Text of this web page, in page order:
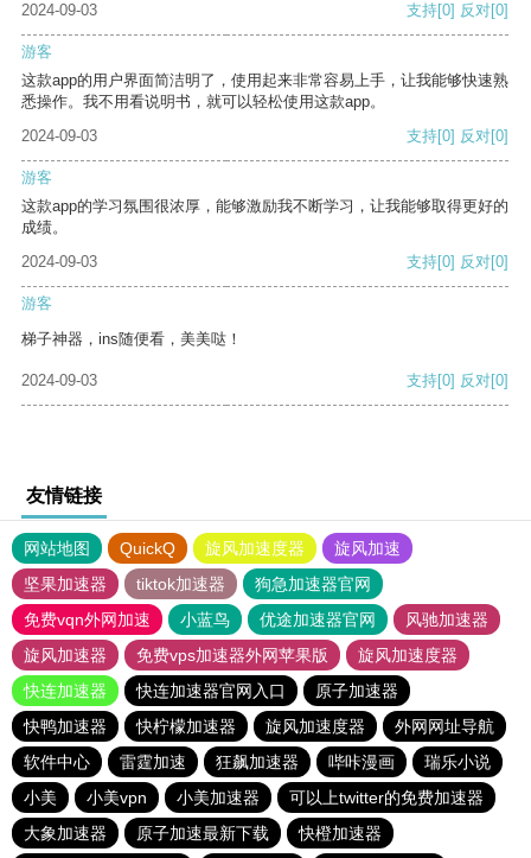
2024-09-03 支持[0] 反对[0]
游客
这款app的用户界面简洁明了，使用起来非常容易上手，让我能够快速熟
悉操作。我不用看说明书，就可以轻松使用这款app。
2024-09-03
支持[0] 反对[0]
游客
这款app的学习氛围很浓厚，能够激励我不断学习，让我能够取得更好的
成绩。
2024-09-03
支持[0] 反对[0]
游客
梯子神器，ins随便看，美美哒！
2024-09-03 支持[0] 反对[0]
友情链接
网站地图 QuickQ 旋风加速度器
旋风加速
坚果加速器
tiktok加速器
狗急加速器官网
免费vqn外网加速
小蓝鸟 优途加速器官网
风驰加速器
旋风加速器
免费vps加速器外网苹果版
旋风加速度器
快连加速器
快连加速器官网入口
原子加速器
快鸭加速器
快柠檬加速器 旋风加速度器
外网网址导航
软件中心
雷霆加速 狂飙加速器 哔咔漫画
瑞乐小说
小美
小美vpn 小美加速器
可以上twitter的免费加速器
大象加速器
原子加速最新下载
快橙加速器